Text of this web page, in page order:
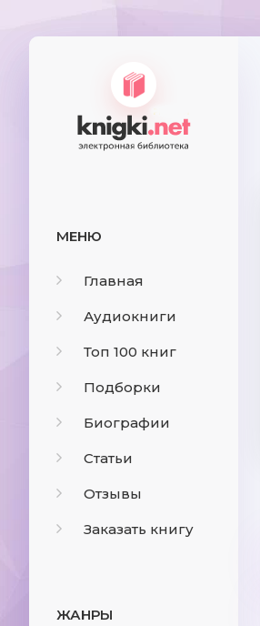
МЕНЮ
Главная
Аудиокниги
Топ 100 книг
Подборки
Биографии
Статьи
Отзывы
Заказать книгу
ЖАНРЫ